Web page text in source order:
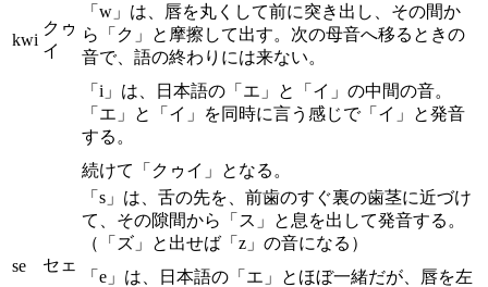
kwi
クゥ
イ
「w」は、唇を丸くして前に突き出し、その間か
ら「ク」と摩擦して出す。次の母音へ移るときの
音で、語の終わりには来ない。
「i」は、日本語の「エ」と「イ」の中間の音。
「エ」と「イ」を同時に言う感じで「イ」と発音
する。
続けて「クゥイ」となる。
se セェ
「s」は、舌の先を、前歯のすぐ裏の歯茎に近づけ
て、その隙間から「ス」と息を出して発音する。
（「ズ」と出せば「z」の音になる）
「e」は、日本語の「エ」とほぼ一緒だが、唇を左